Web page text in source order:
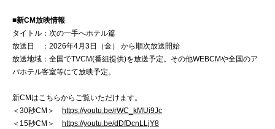
■新CM放映情報
タイトル：次の一手へホテル篇
放送日 ：2026年4月3日（金） から順次放送開始
放送地域：全国でTVCM(番組提供)を放送予定。その他WEBCMや全国のア
パホテル客室等にて放映予定。
新CMはこちらからご覧いただけます。
＜30秒CM＞ https://youtu.be/rWC_kMUi9Jc
＜15秒CM＞ https://youtu.be/dDfDcnLLjY8